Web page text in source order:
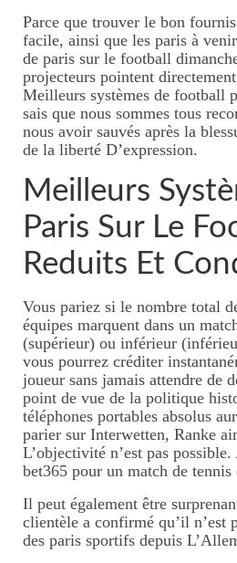
Parce que trouver le bon
facile, ainsi que les paris à
de paris sur le football
projecteurs pointent
Meilleurs systèmes de football
sais que nous sommes tous
nous avoir sauvés après la
de la liberté D’expression.
Meilleurs
Paris Sur Le
Reduits Et
Vous pariez si le nombre total
équipes marquent dans un
(supérieur) ou inférieur
vous pourrez créditer
joueur sans jamais attendre de
point de vue de la politique
téléphones portables absolus
parier sur Interwetten, Ranke
L’objectivité n’est pas
bet365 pour un match de tennis
Il peut également être
clientèle a confirmé qu’il n’est
des paris sportifs depuis